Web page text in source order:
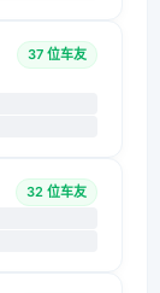
37 位车友
32 位车友